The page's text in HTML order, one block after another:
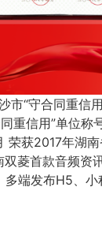
市“守合同重信
重信用”单位称
获2017年湖南
菱首款音频资
端发布H5、小